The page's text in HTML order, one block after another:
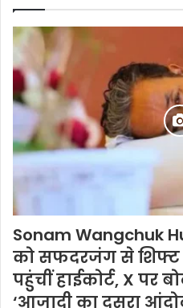
Sonam Wangchuk
को सफदरजंग से शिफ्ट
पहुंचीं हाईकोर्ट, X पर
‘आजादी का दूसरा